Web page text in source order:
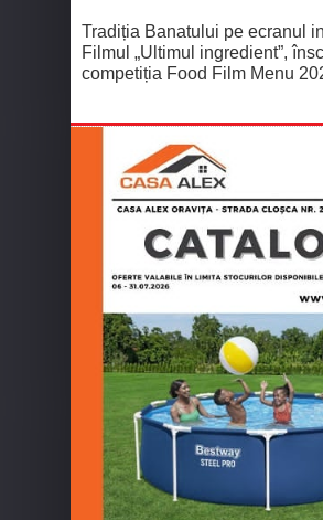
Tradiția Banatului pe ecranul
Filmul „Ultimul ingredient”,
competiția Food Film Menu